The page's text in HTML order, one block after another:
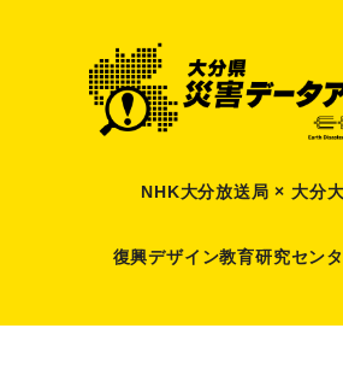
NHK大分放送局 × 大分
復興デザイン教育研究セン